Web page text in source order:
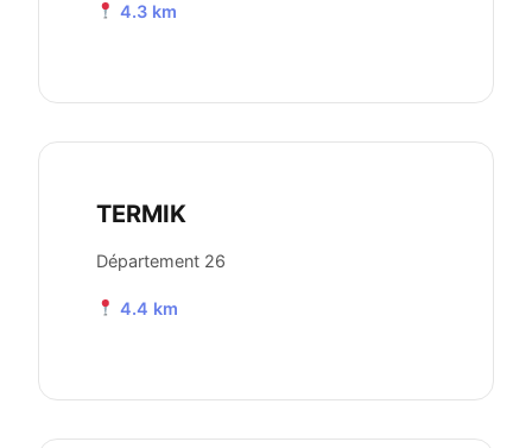
4.3 km
TERMIK
Département 26
4.4 km